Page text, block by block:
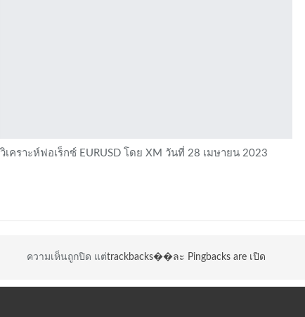
วิเคราะห์ฟอเร็กซ์ EURUSD โดย XM วันที่ 28 เมษายน 2023
ความเห็นถูกปิด แต่trackbacks��ละ Pingbacks are เปิด